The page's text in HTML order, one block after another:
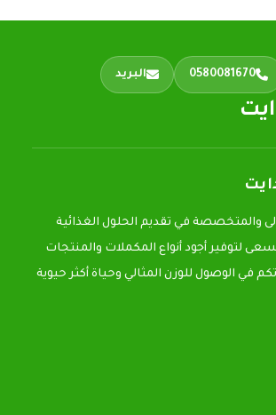
0580081670 البريد
والمتخصصة في تقديم الحلول الغذائية
لتوفير أجود أنواع المكملات والمنتجات
في الوصول للوزن المثالي وحياة أكثر حيوية